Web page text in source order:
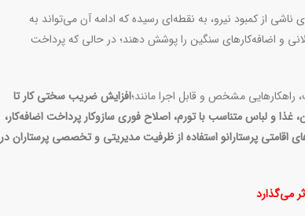
ناشی از کمبود نیرو، به نقطه‌ای رسیده که ادامه آن می‌تواند به
و اضافه‌کارهای سنگین را پوشش دهند؛ در حالی که پرداخت
مشخص و قابل اجرا مانند؛افزایش ضریب سختی کار تا
، اصلاح فوری سازوکار پرداخت اضافه‌کار،
اقامتی پرستارانواستفاده از ظرفیت مدیریتی و تخصصی پرستاران در
می‌گذارد